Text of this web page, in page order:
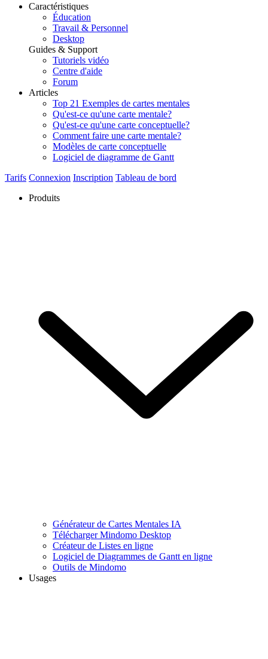
Caractéristiques
Éducation
Travail & Personnel
Desktop
Guides & Support
Tutoriels vidéo
Centre d'aide
Forum
Articles
Top 21 Exemples de cartes mentales
Qu'est-ce qu'une carte mentale?
Qu'est-ce qu'une carte conceptuelle?
Comment faire une carte mentale?
Modèles de carte conceptuelle
Logiciel de diagramme de Gantt
Tarifs Connexion Inscription Tableau de bord
Produits
Générateur de Cartes Mentales IA
Télécharger Mindomo Desktop
Créateur de Listes en ligne
Logiciel de Diagrammes de Gantt en ligne
Outils de Mindomo
Usages